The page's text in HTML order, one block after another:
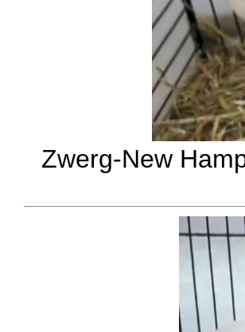
Zwerg-New